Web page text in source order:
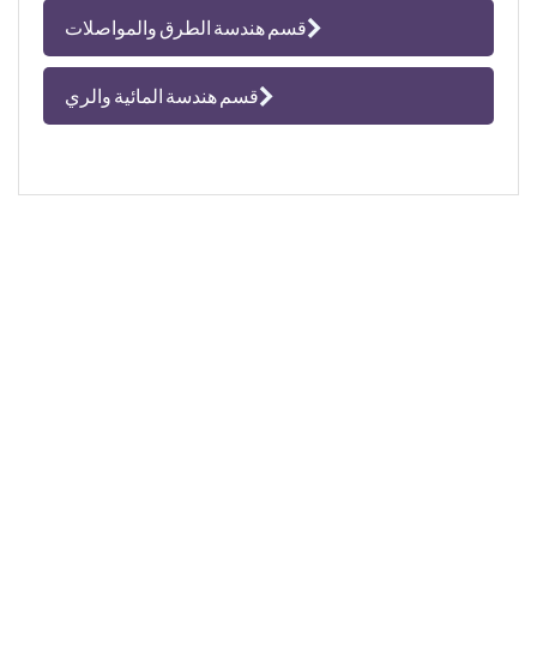
قسم هندسة الطرق والمواصلات
قسم هندسة المائية والري